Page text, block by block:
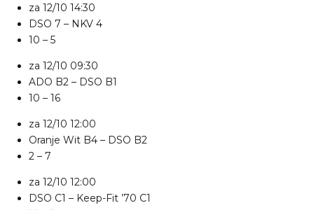
za 12/10 14:30
DSO 7 – NKV 4
10 – 5
za 12/10 09:30
ADO B2 – DSO B1
10 – 16
za 12/10 12:00
Oranje Wit B4 – DSO B2
2 – 7
za 12/10 12:00
DSO C1 – Keep-Fit ’70 C1